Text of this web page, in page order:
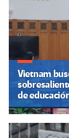
Vietnam
de